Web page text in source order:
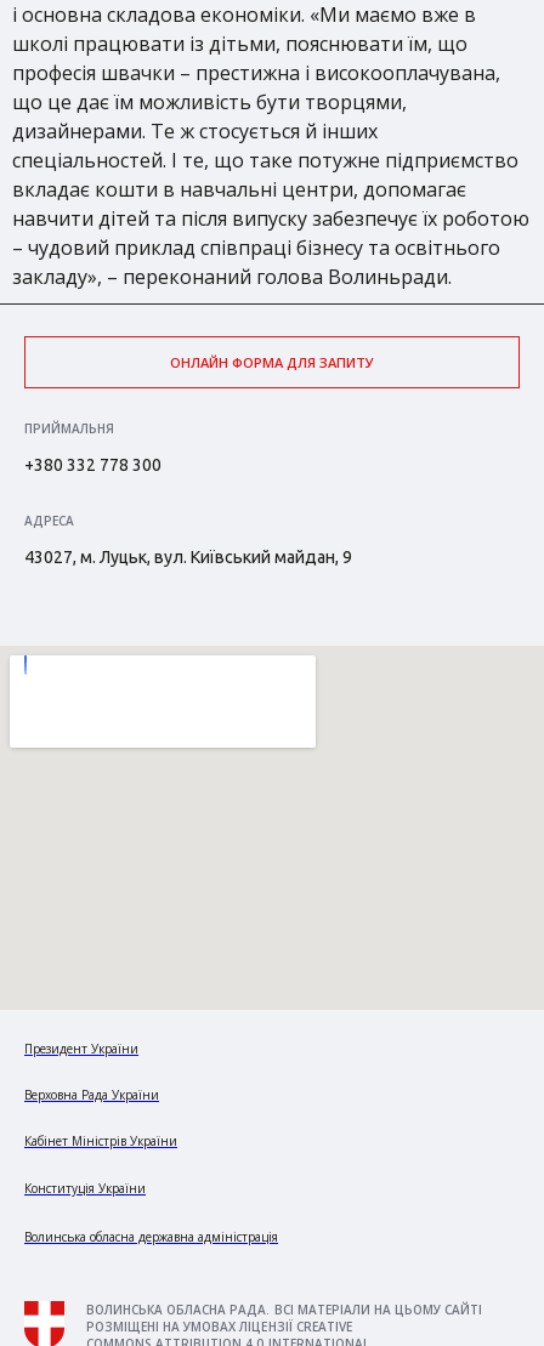
і основна складова економіки. «Ми маємо вже в
школі працювати із дітьми, пояснювати їм, що
професія швачки – престижна і високооплачувана,
що це дає їм можливість бути творцями,
дизайнерами. Те ж стосується й інших
спеціальностей. І те, що таке потужне підприємство
вкладає кошти в навчальні центри, допомагає
навчити дітей та після випуску забезпечує їх роботою
– чудовий приклад співпраці бізнесу та освітнього
закладу», – переконаний голова Волиньради.
ОНЛАЙН ФОРМА ДЛЯ ЗАПИТУ
ПРИЙМАЛЬНЯ
+380 332 778 300
АДРЕСА
43027, м. Луцьк, вул. Київський майдан, 9
Президент України
Верховна Рада України
Кабінет Міністрів України
Конституція України
Волинська обласна державна адміністрація
ВОЛИНСЬКА ОБЛАСНА РАДА. ВСІ МАТЕРІАЛИ НА ЦЬОМУ САЙТІ
РОЗМІЩЕНІ НА УМОВАХ ЛІЦЕНЗІЇ CREATIVE